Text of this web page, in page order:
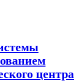
центра